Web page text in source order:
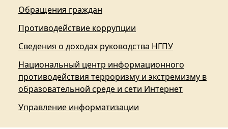
Обращения граждан
Противодействие коррупции
Сведения о доходах руководства НГПУ
Национальный центр информационного
противодействия терроризму и экстремизму в
образовательной среде и сети Интернет
Управление информатизации